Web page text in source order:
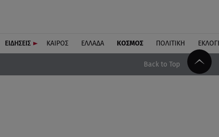
ΕΙΔΗΣΕΙΣ ΚΑΙΡΟΣ ΕΛΛΑΔΑ ΚΟΣΜΟΣ ΠΟΛΙΤΙΚΗ
Back to Top